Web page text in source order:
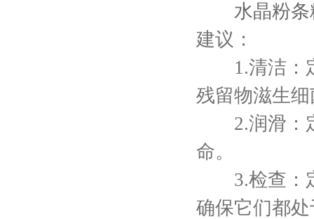
水晶粉
建议：
1.清洁：定
残留物滋生
2.润滑：定
命。
3.检查：定
确保它们都